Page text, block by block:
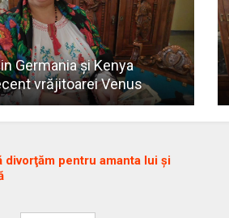
Germania și Kenya
vrăjitoarei Venus
divorţăm pentru amanta lui și